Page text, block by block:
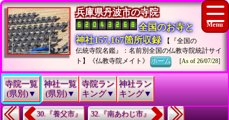
兵庫県丹波市の寺院
全国のお寺と
神社157,167箇所収録
【『全国の
伝統寺院名鑑』：名前別全国の仏教寺院統計サイ
ト】《仏教寺院メイト》ホーム [As of 26/07/28]
寺院一覧
(県別)▼
神社一覧
(県別)▼
寺院ラン
キング▼
神社ラン
キング▼
30.『養父市』 32.『南あわじ市』